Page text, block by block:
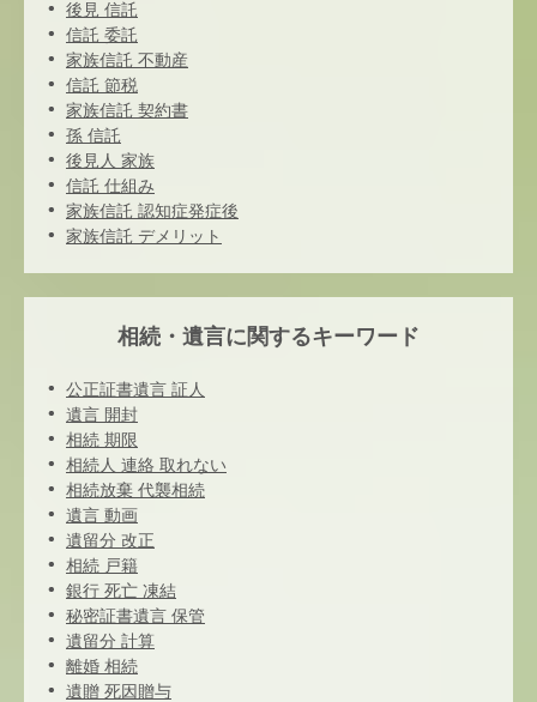
後見 信託
信託 委託
家族信託 不動産
信託 節税
家族信託 契約書
孫 信託
後見人 家族
信託 仕組み
家族信託 認知症発症後
家族信託 デメリット
相続・遺言に関するキーワード
公正証書遺言 証人
遺言 開封
相続 期限
相続人 連絡 取れない
相続放棄 代襲相続
遺言 動画
遺留分 改正
相続 戸籍
銀行 死亡 凍結
秘密証書遺言 保管
遺留分 計算
離婚 相続
遺贈 死因贈与